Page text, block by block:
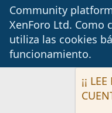
S
Community
XenForo Ltd. Como
utiliza las cookies
funcionamiento.
¡¡